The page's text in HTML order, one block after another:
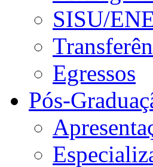
SISU/
Egressos
Pós-